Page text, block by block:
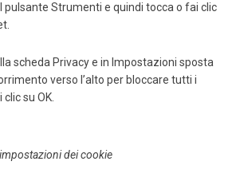
pulsante Strumenti e quindi tocca o fai clic
scheda Privacy e in Impostazioni sposta
verso l’alto per bloccare tutti i
su OK.
dei cookie